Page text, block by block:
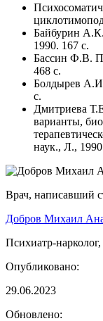
Байбурин
1990. 167 с.
Бассин Ф.В.
468 с.
Болдырев
с.
Дмитриева
варианты,
наук., Л.,
Врач, написавший
Добров Михаил
Психиатр-
Опубликовано:
29.06.2023
Обновлено: